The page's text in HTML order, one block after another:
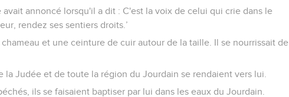
annoncé lorsqu'il a dit : C'est la voix de celui qui crie dans le
rendez ses sentiers droits.’
et une ceinture de cuir autour de la taille. Il se nourrissait de
la Judée et de toute la région du Jourdain se rendaient vers lui.
ils se faisaient baptiser par lui dans les eaux du Jourdain.